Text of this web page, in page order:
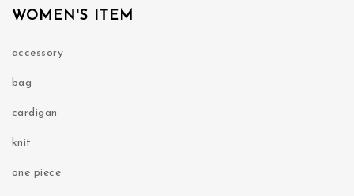
WOMEN'S ITEM
accessory
bag
cardigan
knit
one piece